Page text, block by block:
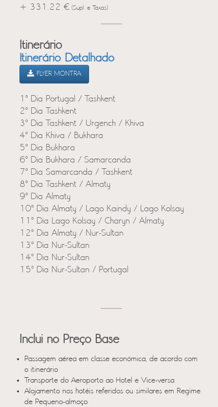
+ 331.22 € (Supl. e Taxas)
Itinerário
Itinerário Detalhado
FLYER MONTRA
1º Dia Portugal / Tashkent
2º Dia Tashkent
3º Dia Tashkent / Urgench / Khiva
4º Dia Khiva / Bukhara
5º Dia Bukhara
6º Dia Bukhara / Samarcanda
7º Dia Samarcanda / Tashkent
8º Dia Tashkent / Almaty
9º Dia Almaty
10º Dia Almaty / Lago Kaindy / Lago Kolsay
11º Dia Lago Kolsay / Charyn / Almaty
12º Dia Almaty / Nur-Sultan
13º Dia Nur-Sultan
14º Dia Nur-Sultan
15º Dia Nur-Sultan / Portugal
Inclui no Preço Base
Passagem aérea em classe económica, de acordo com
o itinerário
Transporte do Aeroporto ao Hotel e Vice-versa
Alojamento nos hotéis referidos ou similares em Regime
de Pequeno-almoço